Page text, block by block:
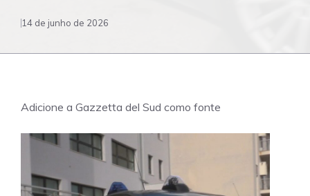
14 de junho de 2026
Adicione a Gazzetta del Sud como fonte